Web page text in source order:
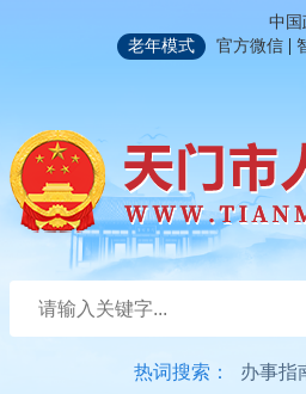
中国
老年模式
官方微信 |
热词搜索： 办事指